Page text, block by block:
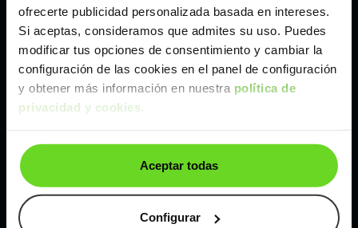
ofrecerte publicidad personalizada basada en intereses.
Si aceptas, consideramos que admites su uso. Puedes
modificar tus opciones de consentimiento y cambiar la
configuración de las cookies en el panel de configuración
y obtener más información en nuestra política de
privacidad y cookies.
Aceptar todas
Configurar
Valencia
Zaragoza
Peugeot 408 de segunda mano y ocasión
Coches desegunda mano y ocasión por
localización